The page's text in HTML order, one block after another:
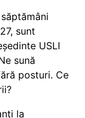
sunt
USLI
sună
posturi. Ce
la